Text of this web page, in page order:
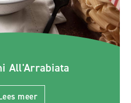
All'Arrabiata
meer